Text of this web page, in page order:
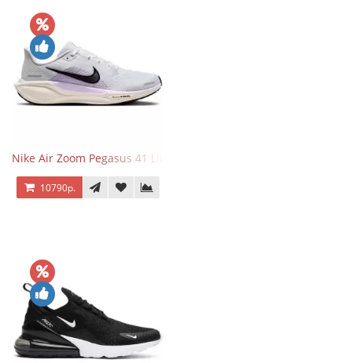
Nike Air Zoom Pegasus 41 Lilac Bloom
10790р.